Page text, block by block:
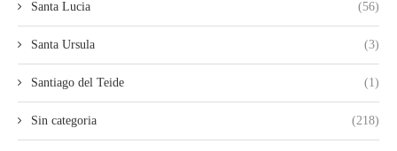
Santa Lucia (56)
Santa Ursula (3)
Santiago del Teide (1)
Sin categoria (218)